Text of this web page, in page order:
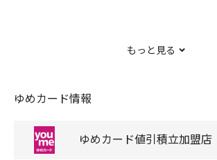
前向きな自分、なりたかった自分、見たこ
誰だって、まいにち新しい自分に出会える
旬で、心地よい服を。いまの気分で、もっ
もっと見る
ゆめカード情報
ゆめカード値引積立加盟店